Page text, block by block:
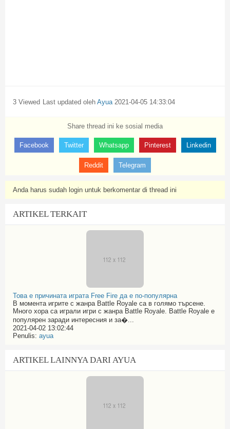
3 Viewed Last updated oleh Ayua 2021-04-05 14:33:04
Share thread ini ke sosial media
Facebook Twitter Whatsapp Pinterest Linkedin
Reddit Telegram
Anda harus sudah login untuk berkomentar di thread ini
ARTIKEL TERKAIT
Това е причината играта Free Fire да е по-популярна
В момента игрите с жанра Battle Royale са в голямо търсене.
Много хора са играли игри с жанра Battle Royale. Battle Royale е
популярен заради интересния и за�...
2021-04-02 13:02:44
Penulis: ayua
ARTIKEL LAINNYA DARI AYUA